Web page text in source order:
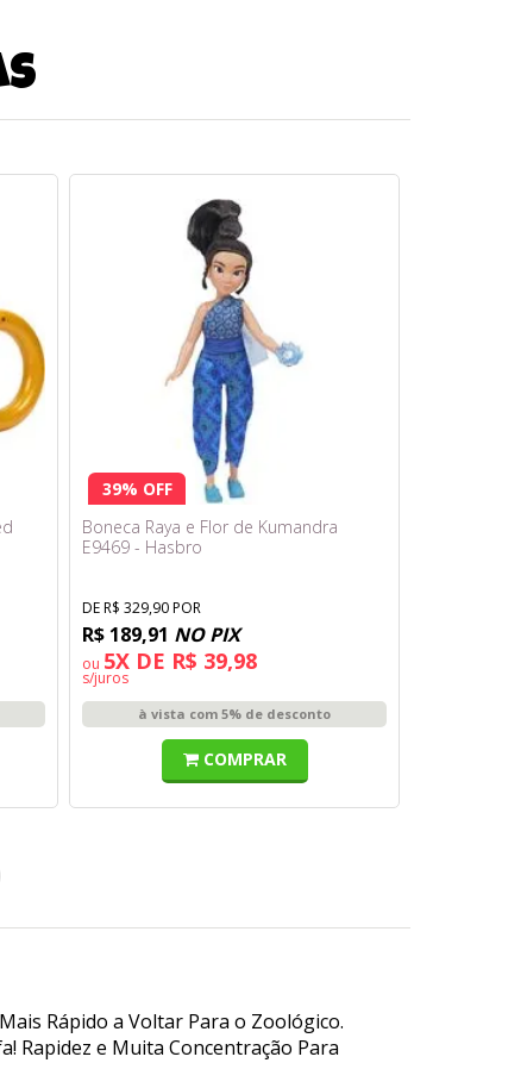
39% OFF
Boneca Raya e Flor de Kumandra
E9469 - Hasbro
DE R$ 329,90 POR
R$ 189,91 NO PIX
ou 5X DE R$ 39,98
s/juros
à vista com 5% de desconto
COMPRAR
Rápido a Voltar Para o Zoológico.
Rapidez e Muita Concentração Para